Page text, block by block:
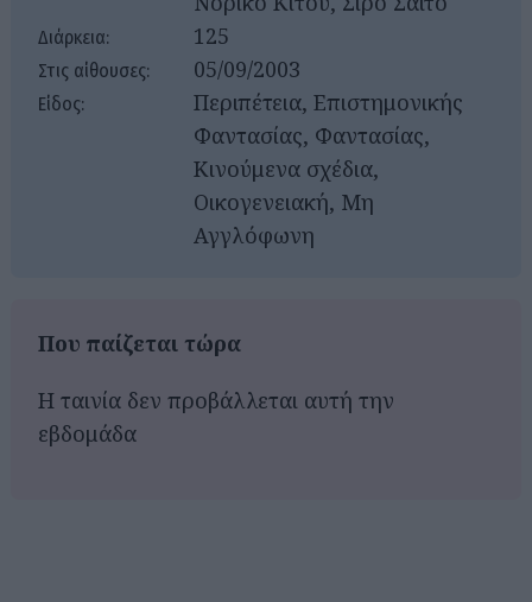
Διάρκεια: 125
Στις αίθουσες: 05/09/2003
Είδος:
Περιπέτεια, Επιστημονικής
Φαντασίας, Φαντασίας,
Κινούμενα σχέδια,
Οικογενειακή, Μη
Αγγλόφωνη
Που παίζεται τώρα
Η ταινία δεν προβάλλεται αυτή την
εβδομάδα